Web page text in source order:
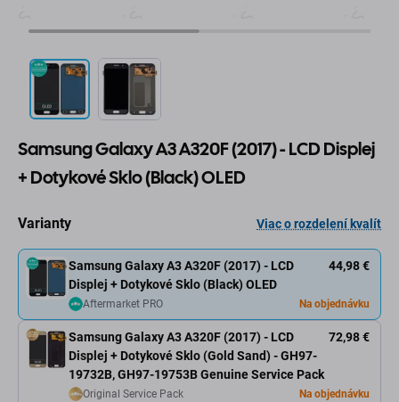
Samsung Galaxy A3 A320F (2017) - LCD Displej
+ Dotykové Sklo (Black) OLED
Varianty Viac o rozdelení kvalít
Samsung Galaxy A3 A320F (2017) - LCD
Displej + Dotykové Sklo (Gold Sand) - GH97-
19732B, GH97-19753B Genuine Service Pack
72,98 €
Original Service Pack Na objednávku
Samsung Galaxy A3 A320F (2017) - LCD
Displej + Dotykové Sklo (Black) OLED
44,98 €
Aftermarket PRO Na objednávku